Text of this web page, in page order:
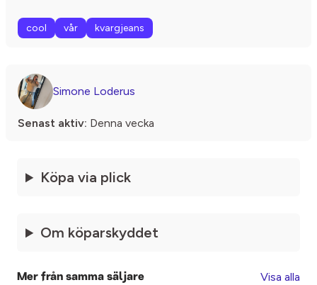
cool vår kvargjeans
Simone Loderus
Senast aktiv: Denna vecka
Köpa via plick
Om köparskyddet
Mer från samma säljare Visa alla